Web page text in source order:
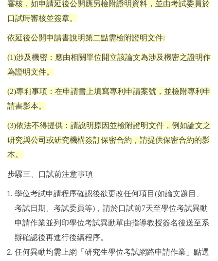
審核，如申請延後公開應另檢附證明資料，並由考試委員於
口試時審核並簽章。
依延後公開申請書說明第二點需檢附證明文件:
(1)涉及機密：應由相關單位開立該論文為涉及機密之證明作
為證明文件。
(2)專利事項：在申請書上填寫專利申請案號，並檢附專利申
請書影本。
(3)依法不得提供：請說明原因並檢附證明文件，例如論文之
研究與公司或研究機構簽訂保密合約，請提供保密合約的影
本。
步驟三、口試前注意事項
學位考試申請程序確認後欲更改任何項目(如論文題目、
考試日期、考試委員等) ，請於口試前7天至學位考試異動
申請作業並列印學位考試異動單由指導教授簽名後送至系
辦確認後再進行後續程序。
任何異動均需上網「研究生學位考試網路申請作業」點選